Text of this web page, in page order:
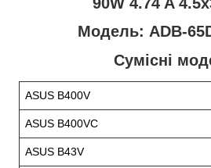
Модель: ADB-
Сумісні
ASUS B400V
ASUS B400VC
ASUS B43V